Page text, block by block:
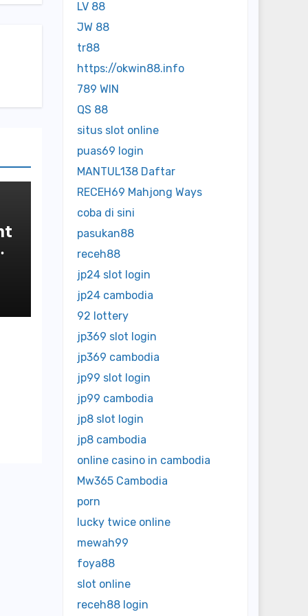
LV 88
JW 88
tr88
https://okwin88.info
789 WIN
QS 88
situs slot online
puas69 login
MANTUL138 Daftar
RECEH69 Mahjong Ways
coba di sini
pasukan88
receh88
jp24 slot login
jp24 cambodia
92 lottery
jp369 slot login
jp369 cambodia
jp99 slot login
jp99 cambodia
jp8 slot login
jp8 cambodia
online casino in cambodia
Mw365 Cambodia
porn
lucky twice online
mewah99
foya88
slot online
receh88 login